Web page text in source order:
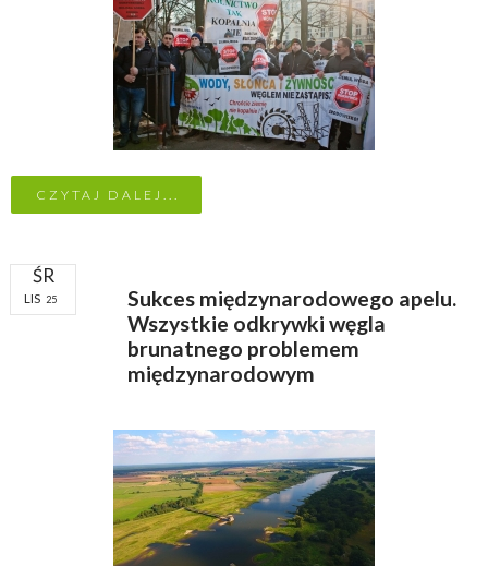
CZYTAJ DALEJ...
ŚR
LIS 25
Sukces międzynarodowego apelu.
Wszystkie odkrywki węgla
brunatnego problemem
międzynarodowym